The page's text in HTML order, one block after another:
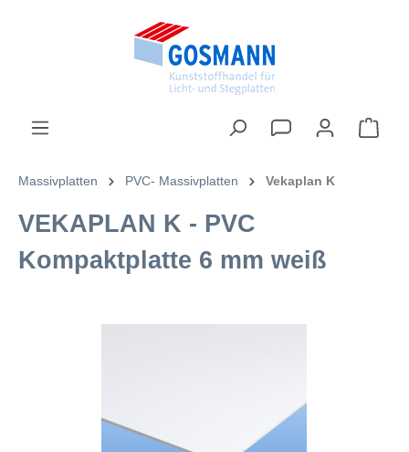
Massivplatten PVC- Massivplatten Vekaplan K
VEKAPLAN K - PVC
Kompaktplatte 6 mm weiß